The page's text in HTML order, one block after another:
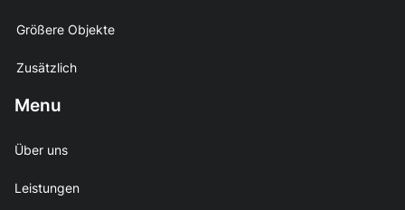
Größere Objekte
Zusätzlich
Menu
Über uns
Leistungen